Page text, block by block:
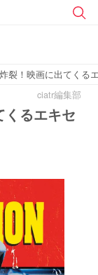
裂！映画に出てくる
ciatr編集部
くるエキセ